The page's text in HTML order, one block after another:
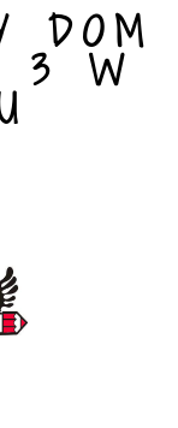
DOM
3 W